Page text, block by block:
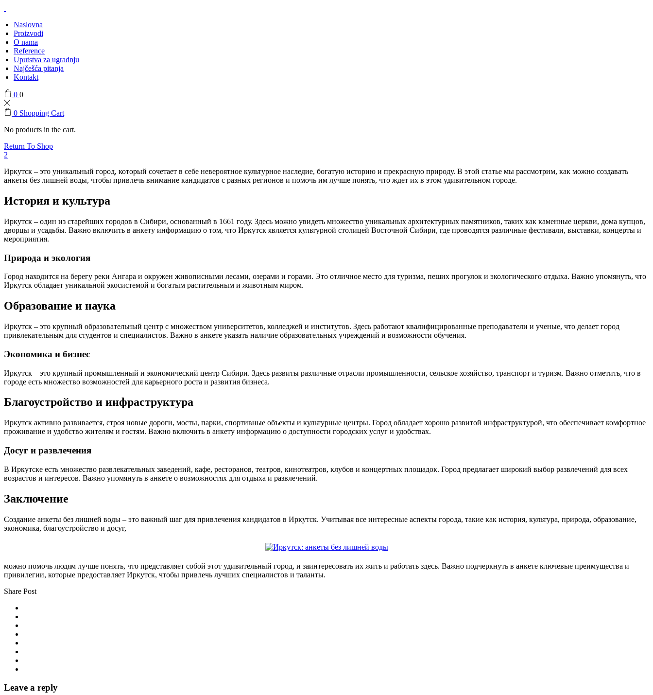
Naslovna
Proizvodi
O nama
Reference
Uputstva za ugradnju
Najčešća pitanja
Kontakt
0 0
0 Shopping Cart
No products in the cart.
Return To Shop
2
Иркутск – это уникальный город, который сочетает в себе невероятное культурное наследие, богатую историю и прекрасную природу. В этой статье мы рассмотрим, как можно создавать
анкеты без лишней воды, чтобы привлечь внимание кандидатов с разных регионов и помочь им лучше понять, что ждет их в этом удивительном городе.
История и культура
Иркутск – один из старейших городов в Сибири, основанный в 1661 году. Здесь можно увидеть множество уникальных архитектурных памятников, таких как каменные церкви, дома купцов,
дворцы и усадьбы. Важно включить в анкету информацию о том, что Иркутск является культурной столицей Восточной Сибири, где проводятся различные фестивали, выставки, концерты и
мероприятия.
Природа и экология
Город находится на берегу реки Ангара и окружен живописными лесами, озерами и горами. Это отличное место для туризма, пеших прогулок и экологического отдыха. Важно упомянуть, что
Иркутск обладает уникальной экосистемой и богатым растительным и животным миром.
Образование и наука
Иркутск – это крупный образовательный центр с множеством университетов, колледжей и институтов. Здесь работают квалифицированные преподаватели и ученые, что делает город
привлекательным для студентов и специалистов. Важно в анкете указать наличие образовательных учреждений и возможности обучения.
Экономика и бизнес
Иркутск – это крупный промышленный и экономический центр Сибири. Здесь развиты различные отрасли промышленности, сельское хозяйство, транспорт и туризм. Важно отметить, что в
городе есть множество возможностей для карьерного роста и развития бизнеса.
Благоустройство и инфраструктура
Иркутск активно развивается, строя новые дороги, мосты, парки, спортивные объекты и культурные центры. Город обладает хорошо развитой инфраструктурой, что обеспечивает комфортное
проживание и удобство жителям и гостям. Важно включить в анкету информацию о доступности городских услуг и удобствах.
Досуг и развлечения
В Иркутске есть множество развлекательных заведений, кафе, ресторанов, театров, кинотеатров, клубов и концертных площадок. Город предлагает широкий выбор развлечений для всех
возрастов и интересов. Важно упомянуть в анкете о возможностях для отдыха и развлечений.
Заключение
Создание анкеты без лишней воды – это важный шаг для привлечения кандидатов в Иркутск. Учитывая все интересные аспекты города, такие как история, культура, природа, образование,
экономика, благоустройство и досуг,
можно помочь людям лучше понять, что представляет собой этот удивительный город, и заинтересовать их жить и работать здесь. Важно подчеркнуть в анкете ключевые преимущества и
привилегии, которые предоставляет Иркутск, чтобы привлечь лучших специалистов и таланты.
Share Post
Leave a reply